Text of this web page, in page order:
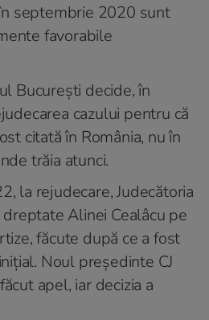
septembrie 2020 sunt
favorabile
București decide, în
cazului pentru că
citată în România, nu în
trăia atunci.
la rejudecare, Judecătoria
Alinei Cealâcu pe
făcute după ce a fost
Noul președinte CJ
apel, iar decizia a